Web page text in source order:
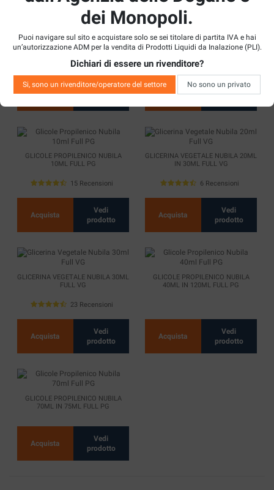
dei Monopoli.
Puoi navigare sul sito e acquistare solo se sei titolare di partita IVA e hai
un’autorizzazione ADM per la vendita di Prodotti Liquidi da Inalazione (PLI).
Dichiari di essere un rivenditore?
Si, sono un rivenditore/operatore del settore No sono un privato
GLICERINA VEGETALE NUBILA 1
LITRO FULL VG
21 Recensioni
Acquista
Vedi
GLICOLE PROPILENICO NUBILA
500ML FULL PG
25 Recensioni
Acquista
Vedi
GLICOLE PROPILENICO NUBILA
10ML FULL PG
15 Recensioni
Acquista
Vedi
prodotto
GLICERINA VEGETALE NUBILA 20ML
IN 30ML FULL VG
6 Recensioni
Acquista
Vedi
prodotto
GLICERINA VEGETALE NUBILA 30ML
FULL VG
23 Recensioni
Acquista
Vedi
prodotto
GLICOLE PROPILENICO NUBILA
40ML IN 120ML FULL PG
Acquista
Vedi
prodotto
GLICOLE PROPILENICO NUBILA
70ML IN 75ML FULL PG
Acquista
Vedi
prodotto